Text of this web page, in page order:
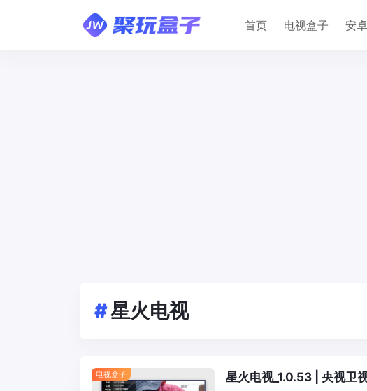
首页 电视盒子 安
#星火电视
电视盒子 星火电视_1.0.53 | 央视卫